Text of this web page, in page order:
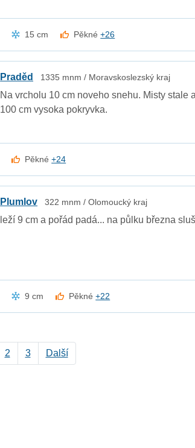
15 cm Pěkné+26
Praděd 1335 mnm / Moravskoslezský kraj
Na vrcholu 10 cm noveho snehu. Misty stale
100 cm vysoka pokryvka.
Pěkné+24
Plumlov 322 mnm / Olomoucký kraj
leží 9 cm a pořád padá... na půlku března
9 cm Pěkné+22
2 3 Další